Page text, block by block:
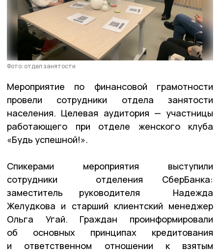
Фото: отдел занятости
Мероприятие по финансовой грамотности
провели сотрудники отдела занятости
населения. Целевая аудитория — участницы
работающего при отделе женского клуба
«Будь успешной!».
Спикерами мероприятия выступили
сотрудники отделения СберБанка:
заместитель руководителя Надежда
Желудкова и старший клиентский менеджер
Ольга Угай. Граждан проинформировали
об основных принципах кредитования
и ответственном отношении к взятым